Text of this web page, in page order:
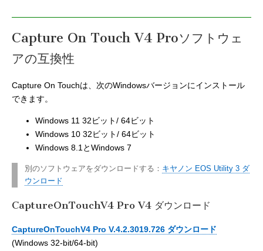
Capture On Touch V4 Proソフトウェ
アの互換性
Capture On Touchは、次のWindowsバージョンにインストール
できます。
Windows 11 32ビット/ 64ビット
Windows 10 32ビット/ 64ビット
Windows 8.1とWindows 7
別のソフトウェアをダウンロードする： キヤノン EOS Utility 3 ダ
ウンロード
CaptureOnTouchV4 Pro V4 ダウンロード
CaptureOnTouchV4 Pro V.4.2.3019.726 ダウンロード
(Windows 32-bit/64-bit)